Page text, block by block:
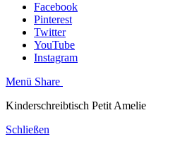
Facebook
Pinterest
Twitter
YouTube
Instagram
Menü Share
Kinderschreibtisch Petit Amelie
Schließen